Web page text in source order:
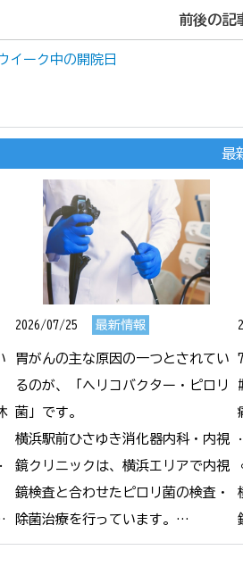
前後の記
イーク中の開院日
最
2026/07/25 最新情報
胃がんの主な原因の一つとされてい
るのが、「ヘリコバクター・ピロリ
菌」です。
横浜駅前ひさゆき消化器内科・内視
鏡クリニックは、横浜エリアで内視
鏡検査と合わせたピロリ菌の検査・
除菌治療を行っています。
ピロリ菌に感染していると、慢性的